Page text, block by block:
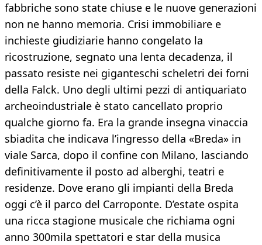
fabbriche sono state chiuse e le nuove generazioni
non ne hanno memoria. Crisi immobiliare e
inchieste giudiziarie hanno congelato la
ricostruzione, segnato una lenta decadenza, il
passato resiste nei giganteschi scheletri dei forni
della Falck. Uno degli ultimi pezzi di antiquariato
archeoindustriale è stato cancellato proprio
qualche giorno fa. Era la grande insegna vinaccia
sbiadita che indicava l’ingresso della «Breda» in
viale Sarca, dopo il confine con Milano, lasciando
definitivamente il posto ad alberghi, teatri e
residenze. Dove erano gli impianti della Breda
oggi c’è il parco del Carroponte. D’estate ospita
una ricca stagione musicale che richiama ogni
anno 300mila spettatori e star della musica